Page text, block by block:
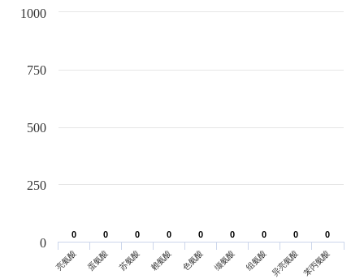
0
0 0
0 0
0 0
0 0
0 0
0 0
0 0
0 0
0
亮氨酸 蛋氨酸 苏氨酸 赖氨酸 色氨酸 缬氨酸 组氨酸 异亮氨酸苯丙氨酸
0
250
500
750
1000